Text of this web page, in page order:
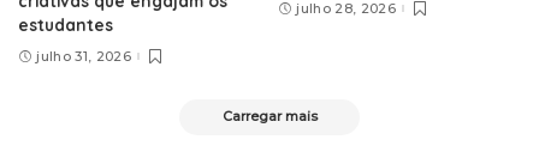
estudantes
julho 31, 2026
julho 28, 2026
Carregar mais